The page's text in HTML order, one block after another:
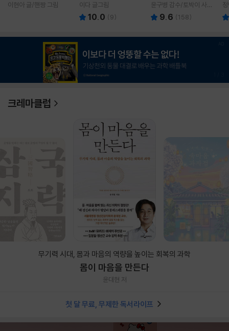
이현아 글/핸짱 그림 이다 글그림
10.0 (9)
윤구병 감수/토박이 사전
편찬실 편
9.6 (158)
크레마클럽
무기력 시대, 몸과 마음의 역량을 높이는 회복의 과학
몸이 마음을 만든다
윤대현 저
첫 달 무료, 무제한 독서라이프